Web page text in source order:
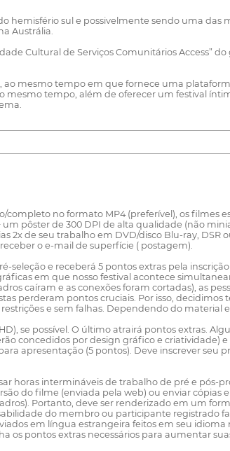
hemisfério sul e possivelmente sendo uma
Austrália.
Cultural de Serviços Comunitários Access”
ao mesmo tempo em que fornece uma
tempo, além de oferecer um festival
no formato MP4 (preferível), os filmes
pôster de 300 DPI de alta qualidade (não
de seu trabalho em DVD/disco Blu-ray, DSR
o e-mail de superfície ( postagem).
seleção e receberá 5 pontos extras pela
em que nosso festival acontece
caíram e as conexões foram cortadas), as
perderam pontos cruciais. Por isso, decidimos
e sem falhas. Dependendo do material
se possível. O último atrairá pontos extras.
concedidos por design gráfico e criatividade)
apresentação (5 pontos). Deve inscrever seu
horas intermináveis de trabalho de pré e pós-
do filme (enviada pela web) ou enviar cópias
Portanto, deve ser renderizado em um
do membro ou participante registrado
em língua estrangeira feitos em seu
os pontos extras necessários para aumentar